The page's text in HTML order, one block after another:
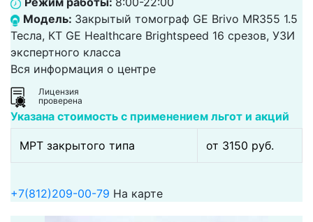
Модель: Закрытый томограф GE Brivo MR355 1.5
Тесла, КТ GЕ Healthcare Brightspeed 16 срезов, УЗИ
экспертного класса
Вся информация о центре
Лицензия
проверена
Указана стоимость с применением льгот и акций
МРТ закрытого типа от 3150 pуб.
+7(812)209-00-79 На карте